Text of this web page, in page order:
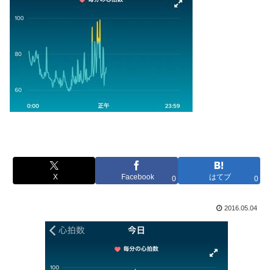
X Facebook 0 はてブ 0
2016.05.04